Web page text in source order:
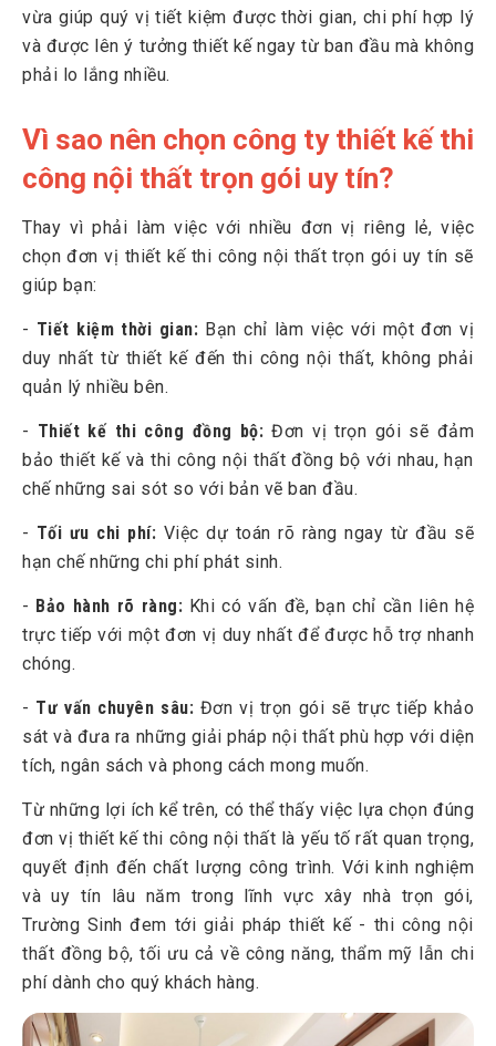
4.2
Bước 2: Sản xuất nội thất tại xưởng
4.3 Bước 3: Thi công lắp đặt nội thất
4.4
Bước 4: Nghiệm thu và bàn giao
5 Những yếu tố quan trọng trong thiết kế và thi công nội
thất
5.1
Sử dụng vật liệu hiện đại, cao cấp
5.2
Màu sắc và ánh sáng hài hòa
5.5
Đảm bảo yếu tố phong thủy
6 Vì sao nên chọn Trường Sinh là công ty thiết kế thi
công nội thất?
vừa giúp quý vị tiết kiệm được thời gian, chi phí hợp lý
và được lên ý tưởng thiết kế ngay từ ban đầu mà không
phải lo lắng nhiều.
Vì sao nên chọn công ty thiết kế thi
công nội thất trọn gói uy tín?
Thay vì phải làm việc với nhiều đơn vị riêng lẻ, việc
chọn đơn vị thiết kế thi công nội thất trọn gói uy tín sẽ
giúp bạn:
- Tiết kiệm thời gian: Bạn chỉ làm việc với một đơn vị
duy nhất từ thiết kế đến thi công nội thất, không phải
quản lý nhiều bên.
- Thiết kế thi công đồng bộ:Đơn vị trọn gói sẽ đảm
bảo thiết kế và thi công nội thất đồng bộ với nhau, hạn
chế những sai sót so với bản vẽ ban đầu.
- Tối ưu chi phí: Việc dự toán rõ ràng ngay từ đầu sẽ
hạn chế những chi phí phát sinh.
- Bảo hành rõ ràng: Khi có vấn đề, bạn chỉ cần liên hệ
trực tiếp với một đơn vị duy nhất để được hỗ trợ nhanh
chóng.
- Tư vấn chuyên sâu: Đơn vị trọn gói sẽ trực tiếp khảo
sát và đưa ra những giải pháp nội thất phù hợp với diện
tích, ngân sách và phong cách mong muốn.
Từ những lợi ích kể trên, có thể thấy việc lựa chọn đúng
đơn vị thiết kế thi công nội thất là yếu tố rất quan trọng,
quyết định đến chất lượng công trình. Với kinh nghiệm
và uy tín lâu năm trong lĩnh vực xây nhà trọn gói,
Trường Sinh đem tới giải pháp thiết kế - thi công nội
thất đồng bộ, tối ưu cả về công năng, thẩm mỹ lẫn chi
phí dành cho quý khách hàng.